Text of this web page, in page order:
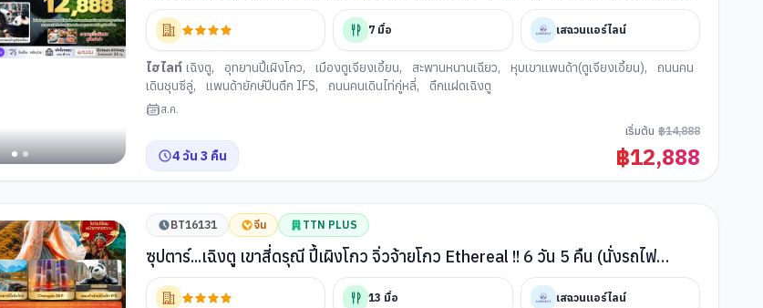
บ่าย
7 มื้อ เสฉวนแอร์ไลน์
ไฮไลท์ เฉิงตู, อุทยานปี้เผิงโกว, เมืองตูเจียงเอี้ยน, สะพานหนานเฉียว, หุบเขาแพนด้า(ตูเจียงเอี้ยน),
ถนนคน
เดินชุนซีลู่, แพนด้ายักษ์ปีนตึก IFS, ถนนคนเดินไท่กู่หลี่, ตึกแฝดเฉิงตู
ส.ค.
4 วัน 3 คืน
เริ่มต้น ฿14,888
฿12,888
BT16131 จีน TTN PLUS
ซุปตาร์...เฉิงตู เขาสี่ดรุณี ปี้เผิงโกว จิ่วจ้ายโกว Ethereal !! 6 วัน 5 คืน (นั่งรถไฟ
ความเร็วสูง + ทัวร์ไม่ลงร้าน) (SEP - DEC 26)
13 มื้อ เสฉวนแอร์ไลน์